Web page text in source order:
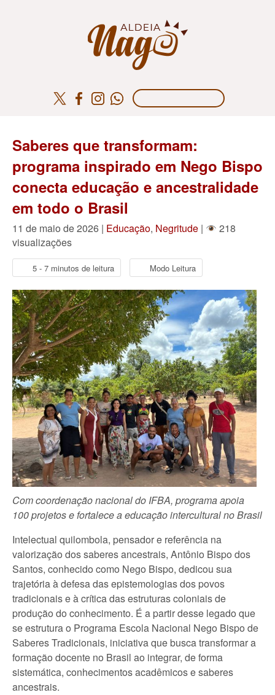
Saberes que transformam:
programa inspirado em Nego Bispo
conecta educação e ancestralidade
em todo o Brasil
11 de maio de 2026 | Educação, Negritude |
218
visualizações
5 - 7 minutos de leitura Modo Leitura
Com coordenação nacional do IFBA, programa apoia
100 projetos e fortalece a educação intercultural no Brasil
Intelectual quilombola, pensador e referência na
valorização dos saberes ancestrais, Antônio Bispo dos
Santos, conhecido como Nego Bispo, dedicou sua
trajetória à defesa das epistemologias dos povos
tradicionais e à crítica das estruturas coloniais de
produção do conhecimento. É a partir desse legado que
se estrutura o Programa Escola Nacional Nego Bispo de
Saberes Tradicionais, iniciativa que busca transformar a
formação docente no Brasil ao integrar, de forma
sistemática, conhecimentos acadêmicos e saberes
ancestrais.